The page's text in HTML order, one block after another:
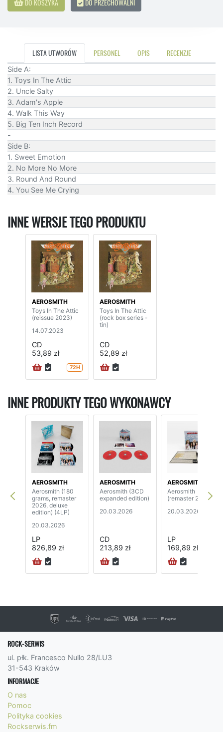
DO KOSZYKA DO PRZECHOWALNI
LISTA UTWORÓW PERSONEL OPIS RECENZJE
Side A:
1. Toys In The Attic
2. Uncle Salty
3. Adam's Apple
4. Walk This Way
5. Big Ten Inch Record
-
Side B:
1. Sweet Emotion
2. No More No More
3. Round And Round
4. You See Me Crying
INNE WERSJE TEGO PRODUKTU
AEROSMITH
Toys In The Attic
(reissue 2023)
14.07.2023
CD
53,89 zł
72H
AEROSMITH
Toys In The Attic
(rock box series -
tin)
CD
52,89 zł
INNE PRODUKTY TEGO WYKONAWCY
AEROSMITH
Aerosmith (180
grams, remaster
2026, deluxe
edition) (4LP)
20.03.2026
LP
826,89 zł
AEROSMITH
Aerosmith (3CD
expanded edition)
20.03.2026
CD
213,89 zł
AEROSMITH
Aerosmith
(remaster 2026)
20.03.2026
LP
169,89 zł
ROCK-SERWIS
ul. płk. Francesco Nullo 28/LU3
31-543 Kraków
INFORMACJE
O nas
Pomoc
Polityka cookies
Rockserwis.fm